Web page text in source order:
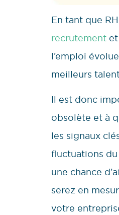
En tant que
recrutement
l’emploi
meilleurs
Il est donc
obsolète et à
les signaux
fluctuations
une chance
serez en
votre